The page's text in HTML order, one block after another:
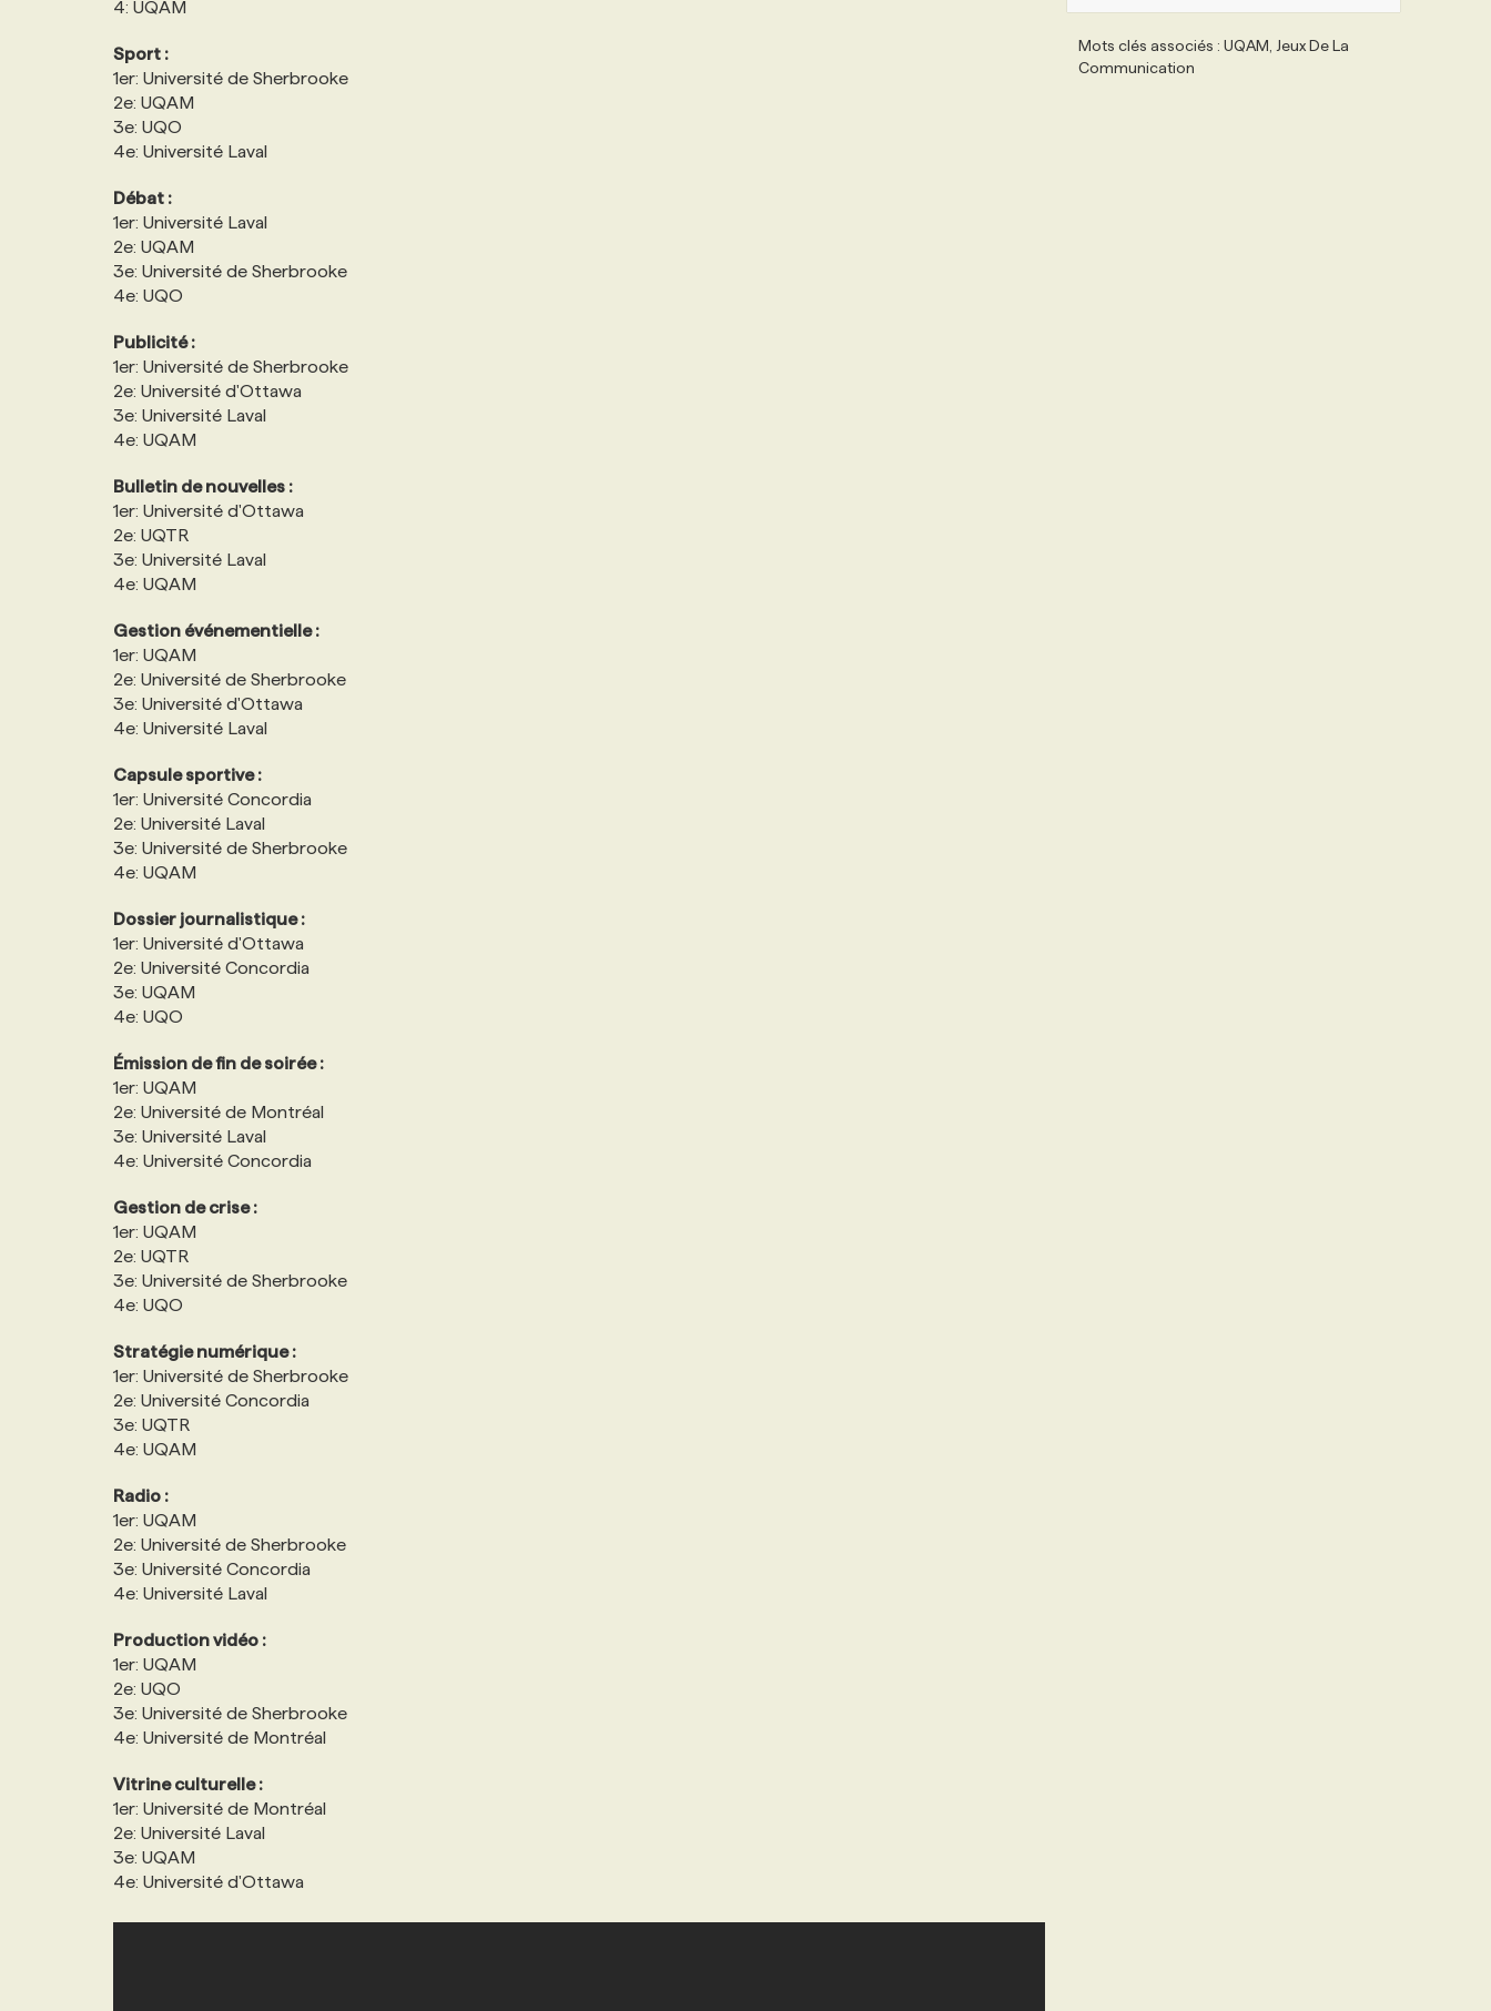
PROGRAMMES DE SUBVENTIONS
ANNONCEZ AVEC NOUS
4: UQAM
Sport :
1er: Université de Sherbrooke
2e: UQAM
3e: UQO
4e: Université Laval
Débat :
1er: Université Laval
2e: UQAM
3e: Université de Sherbrooke
4e: UQO
Publicité :
1er: Université de Sherbrooke
2e: Université d'Ottawa
3e: Université Laval
4e: UQAM
Bulletin de nouvelles :
1er: Université d'Ottawa
2e: UQTR
3e: Université Laval
4e: UQAM
Gestion événementielle :
1er: UQAM
2e: Université de Sherbrooke
3e: Université d'Ottawa
4e: Université Laval
Capsule sportive :
1er: Université Concordia
2e: Université Laval
3e: Université de Sherbrooke
4e: UQAM
Dossier journalistique :
1er: Université d'Ottawa
2e: Université Concordia
3e: UQAM
4e: UQO
Émission de fin de soirée :
1er: UQAM
2e: Université de Montréal
3e: Université Laval
4e: Université Concordia
Gestion de crise :
1er: UQAM
2e: UQTR
3e: Université de Sherbrooke
4e: UQO
Stratégie numérique :
1er: Université de Sherbrooke
2e: Université Concordia
3e: UQTR
4e: UQAM
Radio :
1er: UQAM
2e: Université de Sherbrooke
3e: Université Concordia
4e: Université Laval
Production vidéo :
1er: UQAM
2e: UQO
3e: Université de Sherbrooke
4e: Université de Montréal
Vitrine culturelle :
1er: Université de Montréal
2e: Université Laval
3e: UQAM
4e: Université d'Ottawa
Mots clés associés : UQAM, Jeux De La
Communication